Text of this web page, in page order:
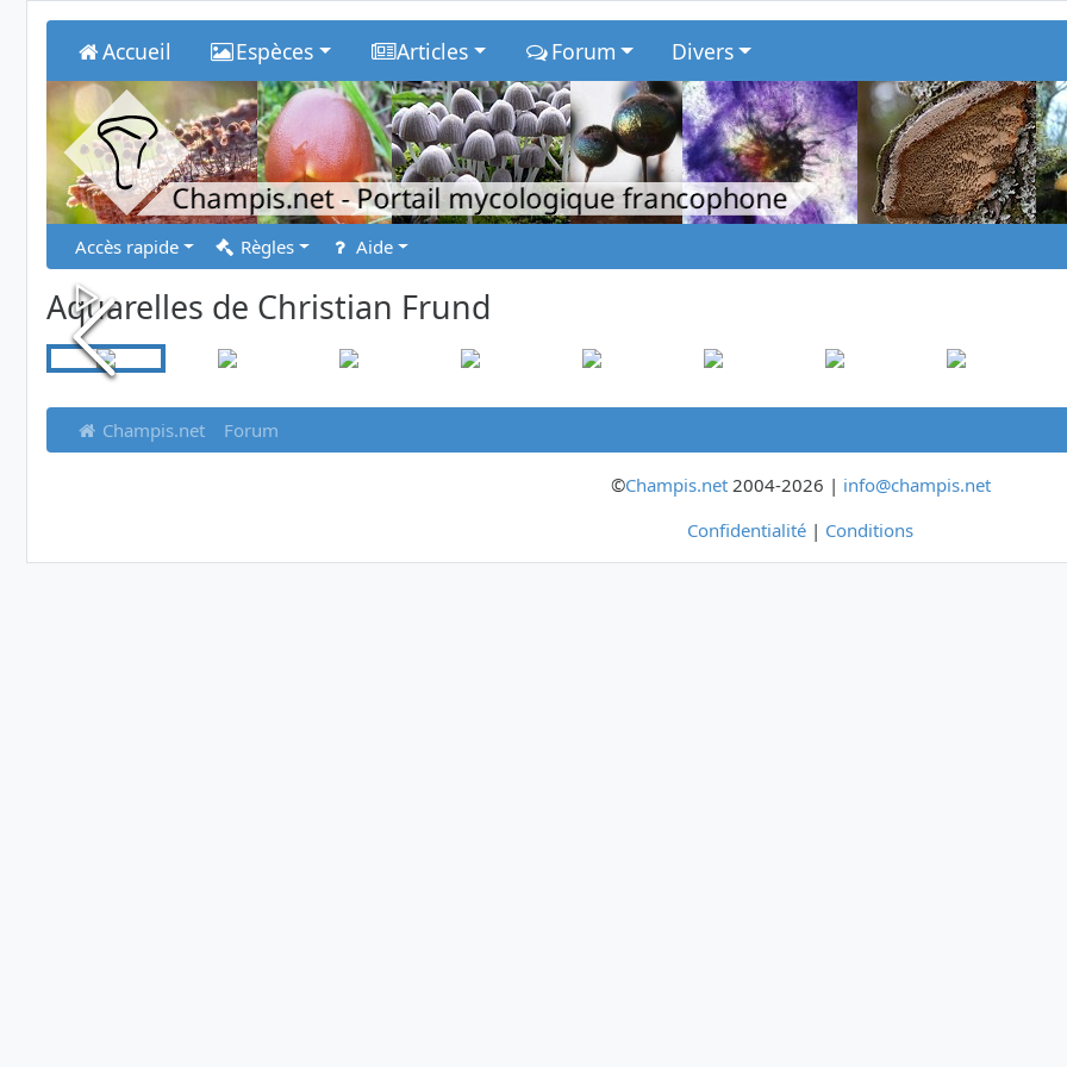
Accueil Espèces Articles Forum Divers
Champis.net- Portail mycologique francophone
Accès rapide Règles Aide
Aquarelles de Christian Frund
Champis.net Forum
©Champis.net2004-2026 | info@champis.net
Confidentialité | Conditions